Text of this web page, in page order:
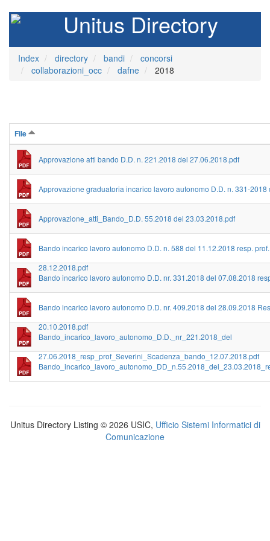
Unitus Directory
Index directory bandi
concorsi
collaborazioni_occ
dafne 2018
File
Approvazione atti bando D.D. n. 221.2018 del 27.06.2018.pdf
Approvazione graduatoria incarico lavoro autonomo D.D. n. 331-
Approvazione_atti_Bando_D.D. 55.2018 del 23.03.2018.pdf
Bando incarico lavoro autonomo D.D. n. 588 del 11.12.2018 resp.
28.12.2018.pdf
Bando incarico lavoro autonomo D.D. nr. 331.2018 del 07.08.2018
Bando incarico lavoro autonomo D.D. nr. 409.2018 del 28.09.2018
20.10.2018.pdf
Bando_incarico_lavoro_autonomo_D.D._nr_221.2018_del
27.06.2018_resp_prof_Severini_Scadenza_bando_12.07.2018.pdf
Unitus Directory Listing © 2026 USIC, Ufficio Sistemi Informatici di
Comunicazione